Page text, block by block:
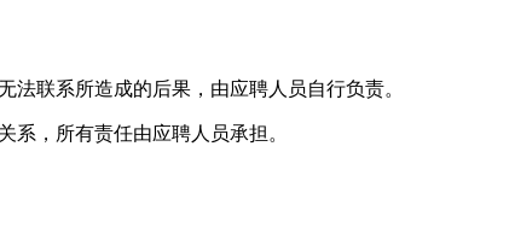
联系所造成的后果，由应聘人员自行负责。
，所有责任由应聘人员承担。